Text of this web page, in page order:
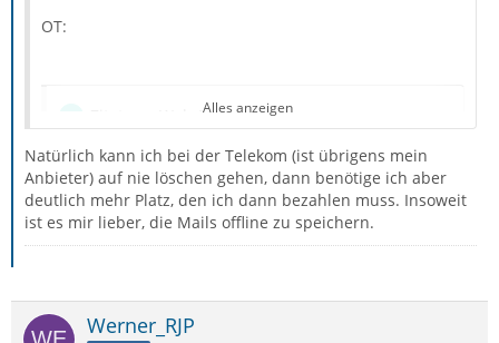
OT:
Zitat von Wole1
Da mein Mail-Anbieter die Mails nach 90 Tagen
löscht
Browser auf der Webseite nachgesehen, ob und für
welche Ordner (i.d.R. je Ordner einzeln einzustellen) du
Alles anzeigen
Natürlich kann ich bei der Telekom (ist übrigens mein
Anbieter) auf nie löschen gehen, dann benötige ich aber
deutlich mehr Platz, den ich dann bezahlen muss. Insoweit
ist es mir lieber, die Mails offline zu speichern.
Werner_RJP